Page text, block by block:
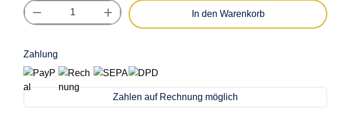
Produkt Anzahl: Gib den gewünschten Wert ein
In den Warenkorb
Zahlung
Zahlen auf Rechnung möglich